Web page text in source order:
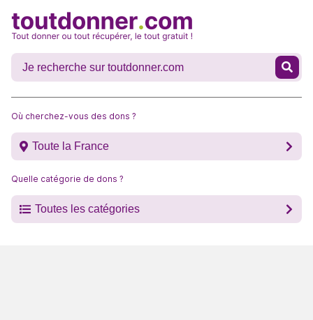
Où cherchez-vous des dons ?
Toute la France
Quelle catégorie de dons ?
Toutes les catégories